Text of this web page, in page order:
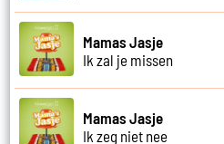
Mamas Jasje
Ik zal je missen
Mamas Jasje
Ik zeg niet nee